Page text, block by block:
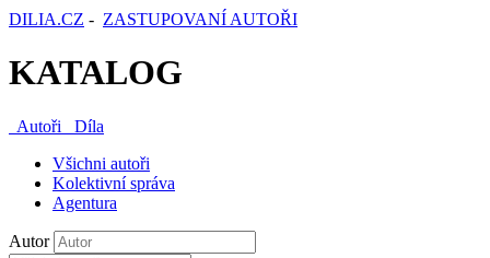
DILIA.CZ - ZASTUPOVANÍ AUTOŘI
KATALOG
Autoři
Díla
Všichni autoři
Kolektivní správa
Agentura
Autor